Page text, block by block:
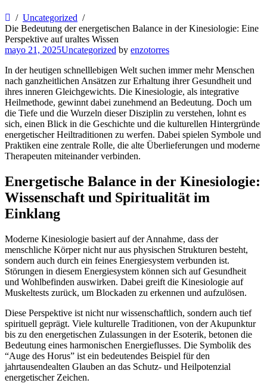
Uncategorized
Die Bedeutung der energetischen Balance in der Kinesiologie: Eine
Perspektive auf uraltes Wissen
mayo 21, 2025Uncategorized by enzotorres
In der heutigen schnelllebigen Welt suchen immer mehr Menschen
nach ganzheitlichen Ansätzen zur Erhaltung ihrer Gesundheit und
ihres inneren Gleichgewichts. Die Kinesiologie, als integrative
Heilmethode, gewinnt dabei zunehmend an Bedeutung. Doch um
die Tiefe und die Wurzeln dieser Disziplin zu verstehen, lohnt es
sich, einen Blick in die Geschichte und die kulturellen Hintergründe
energetischer Heiltraditionen zu werfen. Dabei spielen Symbole und
Praktiken eine zentrale Rolle, die alte Überlieferungen und moderne
Therapeuten miteinander verbinden.
Energetische Balance in der Kinesiologie:
Wissenschaft und Spiritualität im
Einklang
Moderne Kinesiologie basiert auf der Annahme, dass der
menschliche Körper nicht nur aus physischen Strukturen besteht,
sondern auch durch ein feines Energiesystem verbunden ist.
Störungen in diesem Energiesystem können sich auf Gesundheit
und Wohlbefinden auswirken. Dabei greift die Kinesiologie auf
Muskeltests zurück, um Blockaden zu erkennen und aufzulösen.
Diese Perspektive ist nicht nur wissenschaftlich, sondern auch tief
spirituell geprägt. Viele kulturelle Traditionen, von der Akupunktur
bis zu den energetischen Zulassungen in der Esoterik, betonen die
Bedeutung eines harmonischen Energieflusses. Die Symbolik des
“Auge des Horus” ist ein bedeutendes Beispiel für den
jahrtausendealten Glauben an das Schutz- und Heilpotenzial
energetischer Zeichen.